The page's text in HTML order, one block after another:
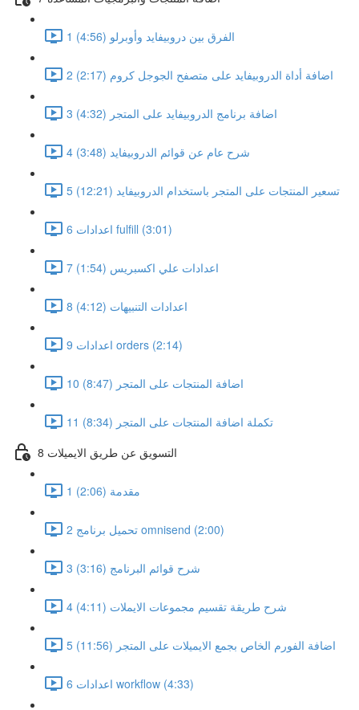
1 الفرق بين دروبيفايد وأوبرلو (4:56)
2 اضافة أداة الدروبيفايد على متصفح الجوجل كروم (2:17)
3 اضافة برنامج الدروبيفايد على المتجر (4:32)
4 شرح عام عن قوائم الدروبيفايد (3:48)
5 تسعير المنتجات على المتجر باستخدام الدروبيفايد (12:21)
6 اعدادات fulfill (3:01)
7 اعدادات علي اكسبريس (1:54)
8 اعدادات التنبيهات (4:12)
9 اعدادات orders (2:14)
10 اضافة المنتجات على المتجر (8:47)
11 تكملة اضافة المنتجات على المتجر (8:34)
8 التسويق عن طريق الايميلات
1 مقدمة (2:06)
2 تحميل برنامج omnisend (2:00)
3 شرح قوائم البرنامج (3:16)
4 شرح طريقة تقسيم مجموعات الايملات (4:11)
5 اضافة الفورم الخاص بجمع الايميلات على المتجر (11:56)
6 اعدادات workflow (4:33)